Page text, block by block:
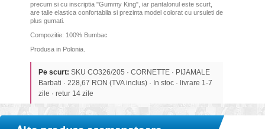
precum si cu inscriptia "Gummy King", iar pantalonul este scurt,
are talie elastica confortabila si prezinta model colorat cu ursuleti de
plus gumati.
Compozitie: 100% Bumbac
Produsa in Polonia.
Pe scurt: SKU CO326/205 · CORNETTE · PIJAMALE
Barbati · 228,67 RON (TVA inclus) · In stoc · livrare 1-7
zile · retur 14 zile